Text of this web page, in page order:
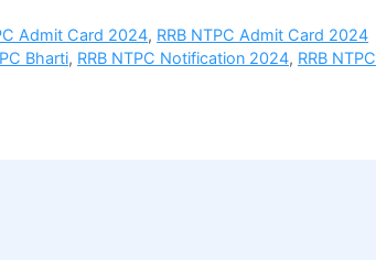
Admit Card 2024, RRB NTPC Admit Card 2024
Bharti, RRB NTPC Notification 2024, RRB NTPC